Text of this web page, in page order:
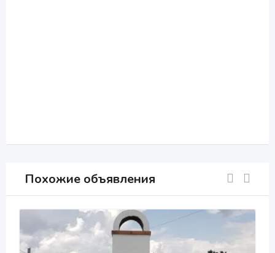
Похожие объявления